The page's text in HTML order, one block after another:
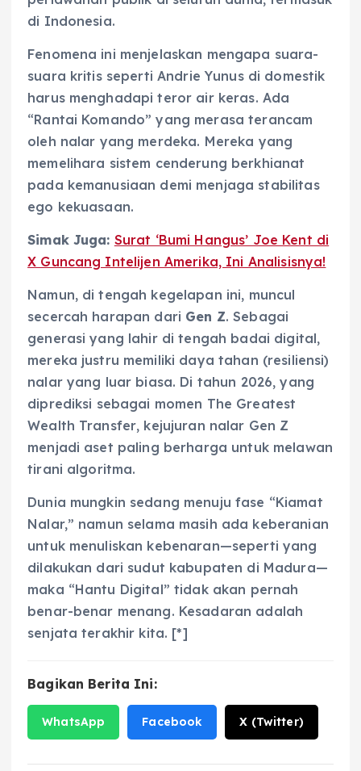
di Indonesia.
Fenomena ini menjelaskan mengapa suara-
suara kritis seperti Andrie Yunus di domestik
harus menghadapi teror air keras. Ada
“Rantai Komando” yang merasa terancam
oleh nalar yang merdeka. Mereka yang
memelihara sistem cenderung berkhianat
pada kemanusiaan demi menjaga stabilitas
ego kekuasaan.
Simak Juga: Surat ‘Bumi Hangus’ Joe Kent di
X Guncang Intelijen Amerika, Ini Analisisnya!
Namun, di tengah kegelapan ini, muncul
secercah harapan dari Gen Z. Sebagai
generasi yang lahir di tengah badai digital,
mereka justru memiliki daya tahan (resiliensi)
nalar yang luar biasa. Di tahun 2026, yang
diprediksi sebagai momen The Greatest
Wealth Transfer, kejujuran nalar Gen Z
menjadi aset paling berharga untuk melawan
tirani algoritma.
Dunia mungkin sedang menuju fase “Kiamat
Nalar,” namun selama masih ada keberanian
untuk menuliskan kebenaran—seperti yang
dilakukan dari sudut kabupaten di Madura—
maka “Hantu Digital” tidak akan pernah
benar-benar menang. Kesadaran adalah
senjata terakhir kita. [*]
Bagikan Berita Ini:
WhatsApp Facebook X (Twitter)